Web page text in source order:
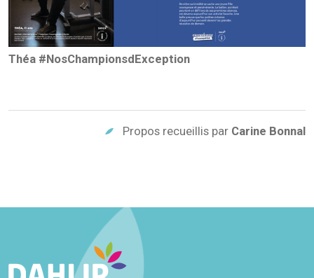
Théa #NosChampionsdException
Propos recueillis par Carine Bonnal